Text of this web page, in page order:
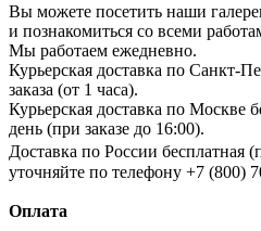
Вы можете посетить наши
и познакомиться со всеми
Мы работаем ежедневно.
Курьерская доставка по Санкт-
заказа (от 1 часа).
Курьерская доставка по Москве
день (при заказе до 16:00).
Доставка по России бесплатная
уточняйте по телефону +7 (800)
Оплата